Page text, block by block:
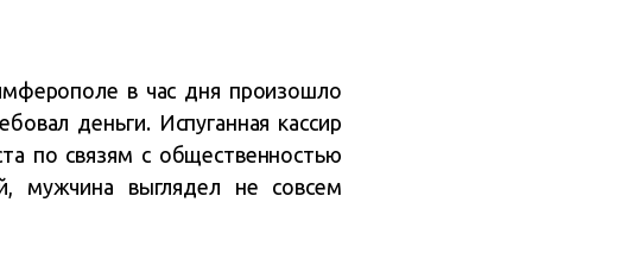
в час дня произошло
деньги. Испуганная кассир
по связям с общественностью
мужчина выглядел не совсем